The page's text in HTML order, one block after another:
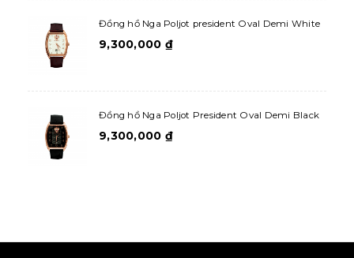
Đồng hồ Nga Poljot president Oval Demi White
9,300,000 ₫
Đồng hồ Nga Poljot President Oval Demi Black
9,300,000 ₫